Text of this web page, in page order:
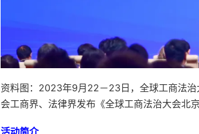
资料图：2023年9月22－23日，全球工商法
会工商界、法律界发布《全球工商法治大会北京
活动简介